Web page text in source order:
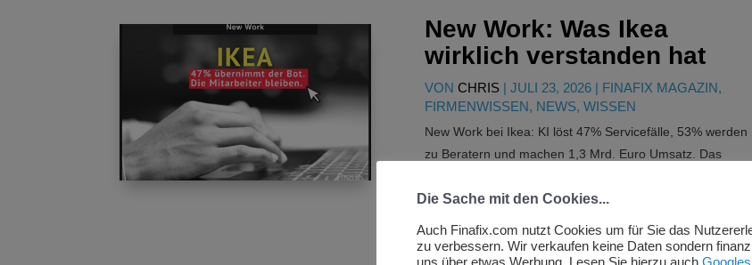
New Work: Was Ikea
wirklich verstanden hat
VON CHRIS| JULI 23, 2026| FINAFIX MAGAZIN,
FIRMENWISSEN, NEWS, WISSEN
New Work bei Ikea: KI löst 47% Servicefälle, 53% werden
zu Beratern und machen 1,3 Mrd. Euro Umsatz. Das
Die Sache mit den Cookies...
Auch Finafix.com nutzt Cookies um für Sie das
zu verbessern. Wir verkaufen keine Daten sondern